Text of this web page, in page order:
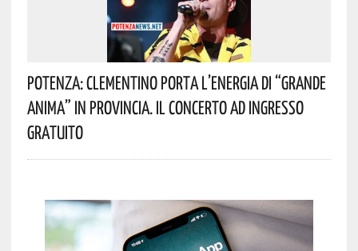
Potenza: Clementino Porta L’energia Di “Grande
Anima” In Provincia. Il Concerto Ad Ingresso
Gratuito